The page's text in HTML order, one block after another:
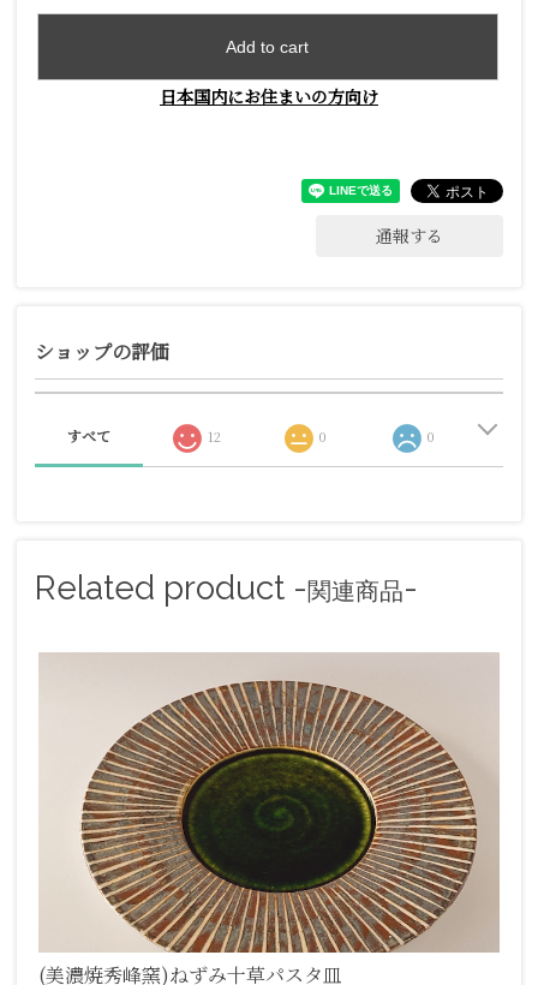
Add to cart
日本国内にお住まいの方向け
通報する
ショップの評価
すべて 12 0 0
Related product -関連商品-
(美濃焼秀峰窯)ねずみ十草パスタ皿